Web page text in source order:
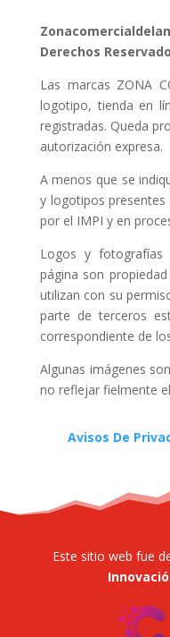
Derechos
Las marcas ZONA
logotipo, tienda en
registradas. Queda
autorización expresa.
A menos que se
y logotipos
por el IMPI y en
Logos y fotografías
página son
utilizan con su
parte de terceros
correspondiente de
Algunas imágenes
no reflejar fielmente
Avisos De
Este sitio web fue